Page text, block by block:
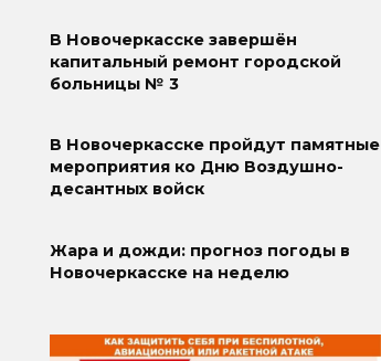
В Новочеркасске завершён
капитальный ремонт городской
больницы № 3
В Новочеркасске пройдут памятные
мероприятия ко Дню Воздушно-
десантных войск
Жара и дожди: прогноз погоды в
Новочеркасске на неделю